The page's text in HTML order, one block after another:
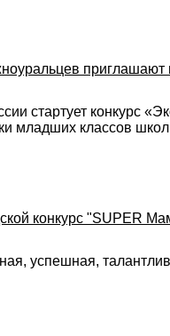
приглашают
стартует конкурс
младших классов
конкурс "SUPER
успешная,